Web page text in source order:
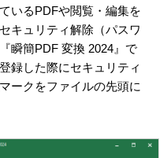
いるPDFや閲覧・編集を
キュリティ解除（パスワ
瞬簡PDF 変換 2024』で
録した際にセキュリティ
ークをファイルの先頭に